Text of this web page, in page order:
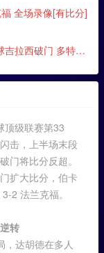
全场录像[有比分]
门 多特3-2法兰克福
顶级联赛第33
击，上半场末段
门将比分反超。
扩大比分，伯卡
2 法兰克福。
转
，达胡德在多人